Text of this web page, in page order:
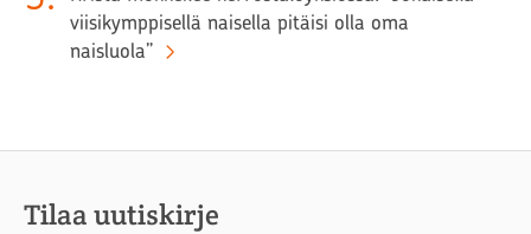
viisikymppisellä naisella pitäisi olla oma
naisluola”
Tilaa uutiskirje